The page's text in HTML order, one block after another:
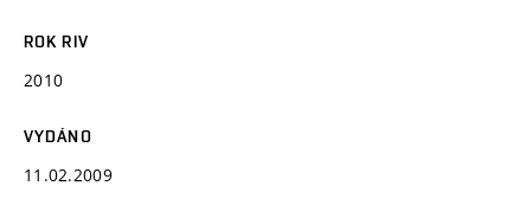
ROK RIV
2010
VYDÁNO
11.02.2009